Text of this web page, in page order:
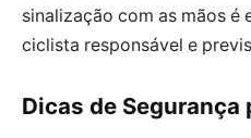
sinalização com as mãos é
ciclista responsável e
Dicas de